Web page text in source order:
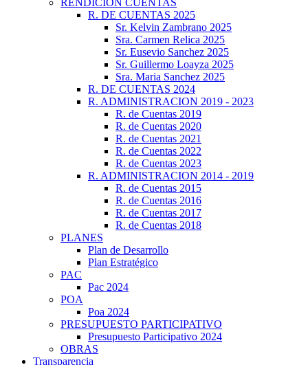
RENDICION CUENTAS
R. DE CUENTAS 2025
Sr. Kelvin Zambrano 2025
Sra. Carmen Relica 2025
Sr. Eusevio Sanchez 2025
Sr. Guillermo Loayza 2025
Sra. Maria Sanchez 2025
R. DE CUENTAS 2024
R. ADMINISTRACION 2019 - 2023
R. de Cuentas 2019
R. de Cuentas 2020
R. de Cuentas 2021
R. de Cuentas 2022
R. de Cuentas 2023
R. ADMINISTRACION 2014 - 2019
R. de Cuentas 2015
R. de Cuentas 2016
R. de Cuentas 2017
R. de Cuentas 2018
PLANES
Plan de Desarrollo
Plan Estratégico
PAC
Pac 2024
POA
Poa 2024
PRESUPUESTO PARTICIPATIVO
Presupuesto Participativo 2024
OBRAS
Transparencia